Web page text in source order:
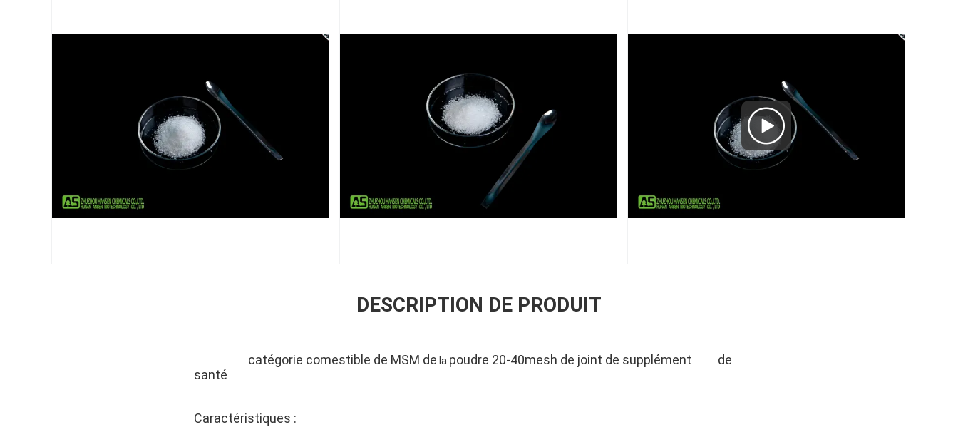
DESCRIPTION DE PRODUIT
catégorie comestible de MSM de la poudre 20-40mesh de joint de supplément
de
santé
Caractéristiques :